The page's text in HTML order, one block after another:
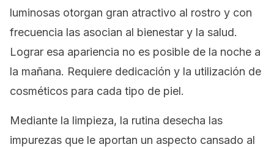
luminosas otorgan gran atractivo al rostro y con
frecuencia las asocian al bienestar y la salud.
Lograr esa apariencia no es posible de la noche a
la mañana. Requiere dedicación y la utilización de
cosméticos para cada tipo de piel.
Mediante la limpieza, la rutina desecha las
impurezas que le aportan un aspecto cansado al